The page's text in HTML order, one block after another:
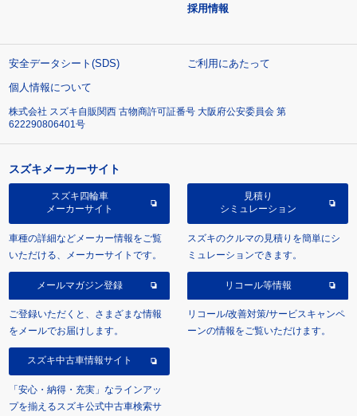
採用情報
安全データシート(SDS)
ご利用にあたって
個人情報について
株式会社 スズキ自販関西 古物商許可証番号 大阪府公安委員会 第
622290806401号
スズキメーカーサイト
スズキ四輪車
メーカーサイト
車種の詳細などメーカー情報をご覧
いただける、メーカーサイトです。
見積り
シミュレーション
スズキのクルマの見積りを簡単にシ
ミュレーションできます。
メールマガジン登録
ご登録いただくと、さまざまな情報
をメールでお届けします。
リコール等情報
リコール/改善対策/サービスキャンペ
ーンの情報をご覧いただけます。
スズキ中古車情報サイト
「安心・納得・充実」なラインアッ
プを揃えるスズキ公式中古車検索サ